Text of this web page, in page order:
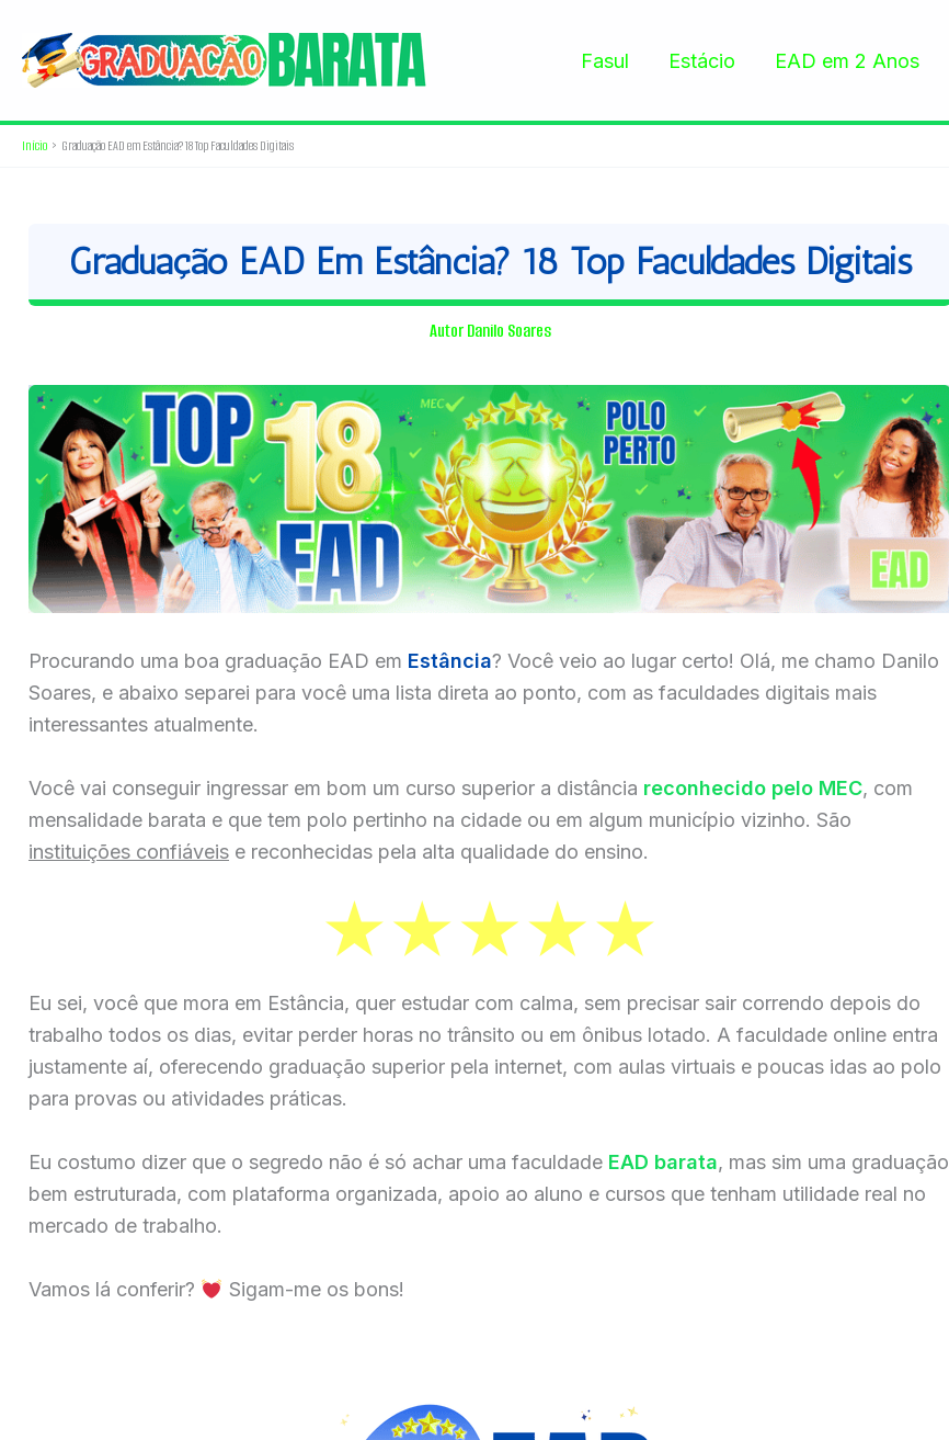
para
Fasul Estácio EAD em 2 Anos
Início Graduação EAD em Estância? 18 Top Faculdades Digitais
Graduação EAD Em Estância? 18 Top Faculdades Digitais
Autor Danilo Soares
Procurando uma boa graduação EAD em Estância? Você veio ao lugar certo! Olá, me chamo Danilo
Soares, e abaixo separei para você uma lista direta ao ponto, com as faculdades digitais mais
interessantes atualmente.
Você vai conseguir ingressar em bom um curso superior a distância reconhecido pelo MEC, com
mensalidade barata e que tem polo pertinho na cidade ou em algum município vizinho. São
instituições confiáveis e reconhecidas pela alta qualidade do ensino.
Eu sei, você que mora em Estância, quer estudar com calma, sem precisar sair correndo depois do
trabalho todos os dias, evitar perder horas no trânsito ou em ônibus lotado. A faculdade online entra
justamente aí, oferecendo graduação superior pela internet, com aulas virtuais e poucas idas ao polo
para provas ou atividades práticas.
Eu costumo dizer que o segredo não é só achar uma faculdade EAD barata, mas sim uma graduação
bem estruturada, com plataforma organizada, apoio ao aluno e cursos que tenham utilidade real no
mercado de trabalho.
Vamos lá conferir? Sigam-me os bons!